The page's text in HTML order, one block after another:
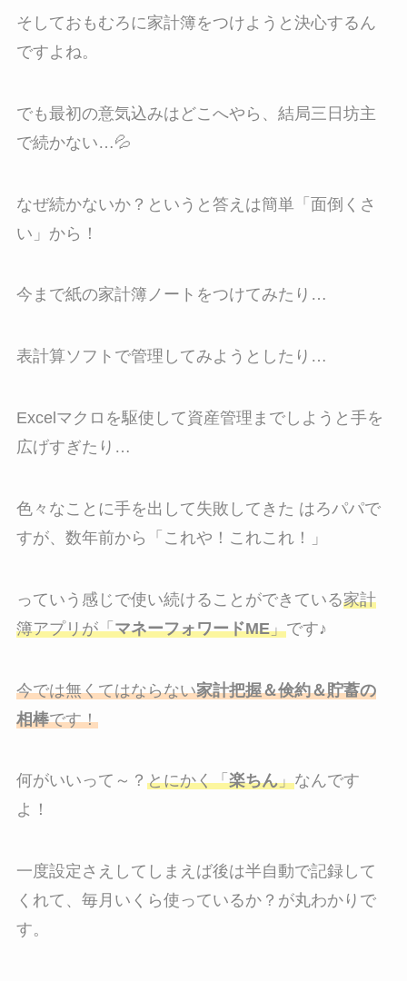
そしておもむろに家計簿をつけようと決心するん
ですよね。
でも最初の意気込みはどこへやら、結局三日坊主
で続かない…💦
なぜ続かないか？というと答えは簡単「面倒くさ
い」から！
今まで紙の家計簿ノートをつけてみたり…
表計算ソフトで管理してみようとしたり…
Excelマクロを駆使して資産管理までしようと手を
広げすぎたり…
色々なことに手を出して失敗してきた はろパパで
すが、数年前から「これや！これこれ！」
っていう感じで使い続けることができている家計
簿アプリが「マネーフォワードME」です♪
今では無くてはならない家計把握＆倹約＆貯蓄の
相棒です！
何がいいって～？ とにかく「楽ちん」なんです
よ！
一度設定さえしてしまえば後は半自動で記録して
くれて、毎月いくら使っているか？が丸わかりで
す。